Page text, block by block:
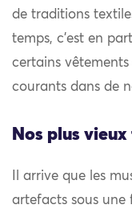
de traditions
temps, c’est en
certains vêtements
courants dans de
Nos plus
Il arrive que les
artefacts sous une